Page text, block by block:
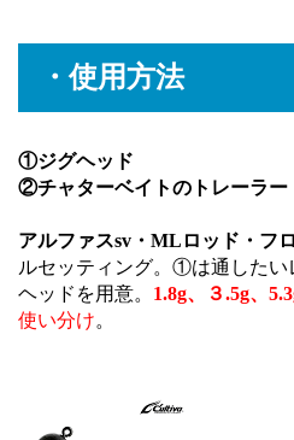
・使用方法
①ジグヘッド
②チャターベイトのトレーラー
アルファスsv・MLロッド・フ
ルセッティング。①は通したい
ヘッドを用意。 1.8g、３.5g、
使い分け。